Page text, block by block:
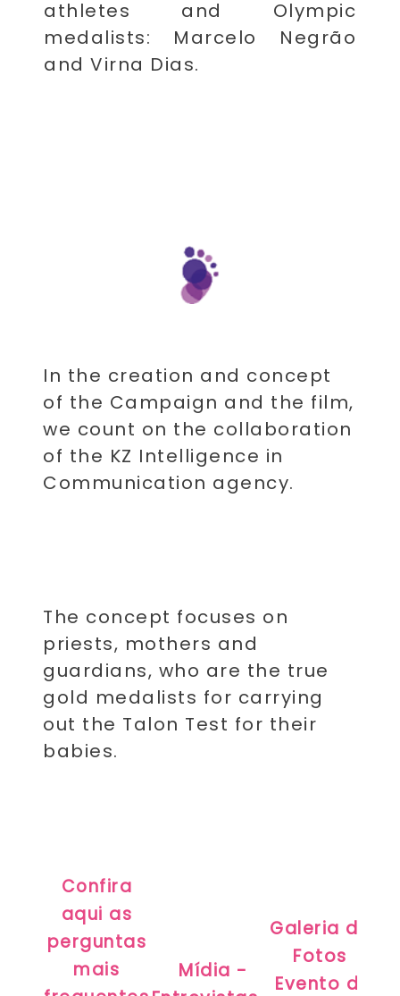
athletes and Olympic
medalists: Marcelo Negrão
and Virna Dias.
In the creation and concept
of the Campaign and the film,
we count on the collaboration
of the KZ Intelligence in
Communication agency.
The concept focuses on
priests, mothers and
guardians, who are the true
gold medalists for carrying
out the Talon Test for their
babies.
Confira
aqui as
perguntas
mais
Mídia -
Galeria de
Fotos
Evento de